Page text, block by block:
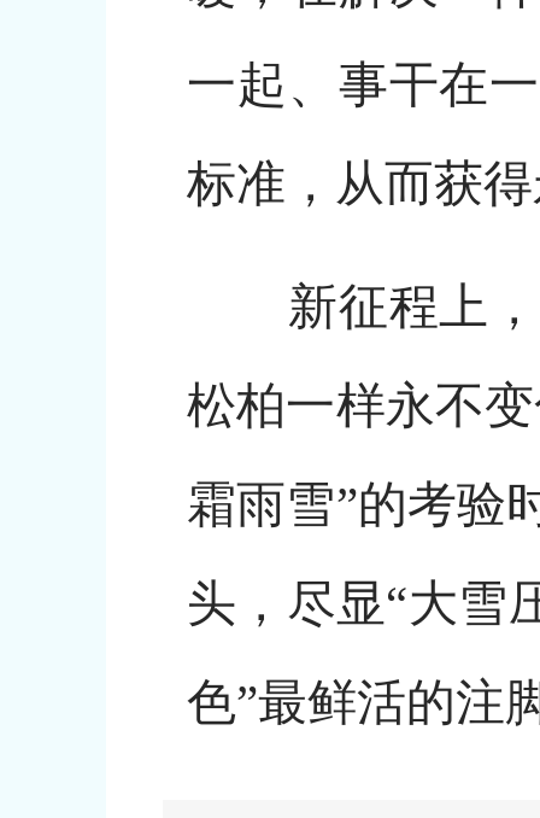
一起、事干在
标准，从而获
新征程上，
松柏一样永不
霜雨雪”的考验
头，尽显“大雪
色”最鲜活的注